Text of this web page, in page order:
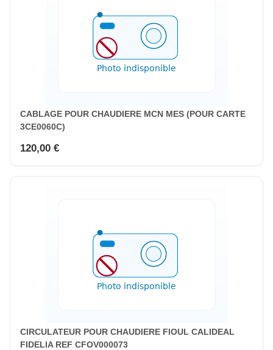
CABLAGE POUR CHAUDIERE MCN MES (POUR CARTE
3CE0060C)
120,00 €
CIRCULATEUR POUR CHAUDIERE FIOUL CALIDEAL
FIDELIA REF CFOV000073